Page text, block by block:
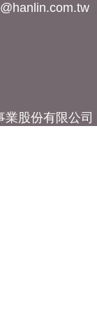
股份有限公司